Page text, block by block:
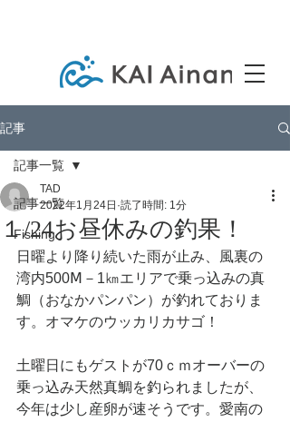
記事
記事一覧
Fishing
記事一覧
１/24お昼休みの釣果！
TAD
2022年1月24日 読了時間: 1分
日曜より降り続いた雨が止み、風裏の
湾内500Ⅿ－1㎞エリアで乗っ込みの真
鯛（おなかパンパン）が釣れておりま
す。オマケのウッカリカサゴ！
土曜日にもゲストが70ｃｍオーバーの
乗っ込み天然真鯛を釣られましたが、
今年は少し産卵が速そうです。愛南の